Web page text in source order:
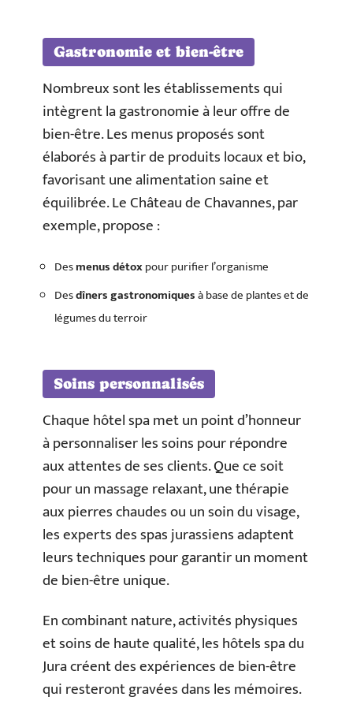
Gastronomie et bien-être
Nombreux sont les établissements qui
intègrent la gastronomie à leur offre de
bien-être. Les menus proposés sont
élaborés à partir de produits locaux et bio,
favorisant une alimentation saine et
équilibrée. Le Château de Chavannes, par
exemple, propose :
Desmenus détoxpour purifier l’organisme
Desdîners gastronomiquesà base de plantes et de
légumes du terroir
Soins personnalisés
Chaque hôtel spa met un point d’honneur
à personnaliser les soins pour répondre
aux attentes de ses clients. Que ce soit
pour un massage relaxant, une thérapie
aux pierres chaudes ou un soin du visage,
les experts des spas jurassiens adaptent
leurs techniques pour garantir un moment
de bien-être unique.
En combinant nature, activités physiques
et soins de haute qualité, les hôtels spa du
Jura créent des expériences de bien-être
qui resteront gravées dans les mémoires.